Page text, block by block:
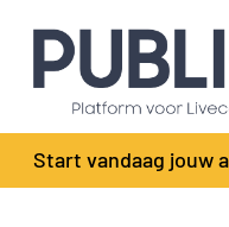
Start vandaag jouw